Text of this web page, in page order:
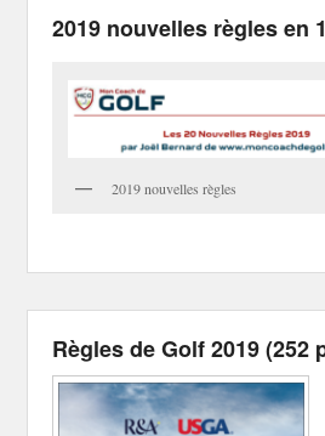
2019 nouvelles règles en
2019 nouvelles règles
Règles de Golf 2019 (252